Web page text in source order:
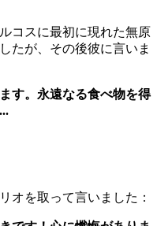
コスに最初に現れた無原
たが、その後彼に言いま
す。永遠なる食べ物を得
オを取って言いました：